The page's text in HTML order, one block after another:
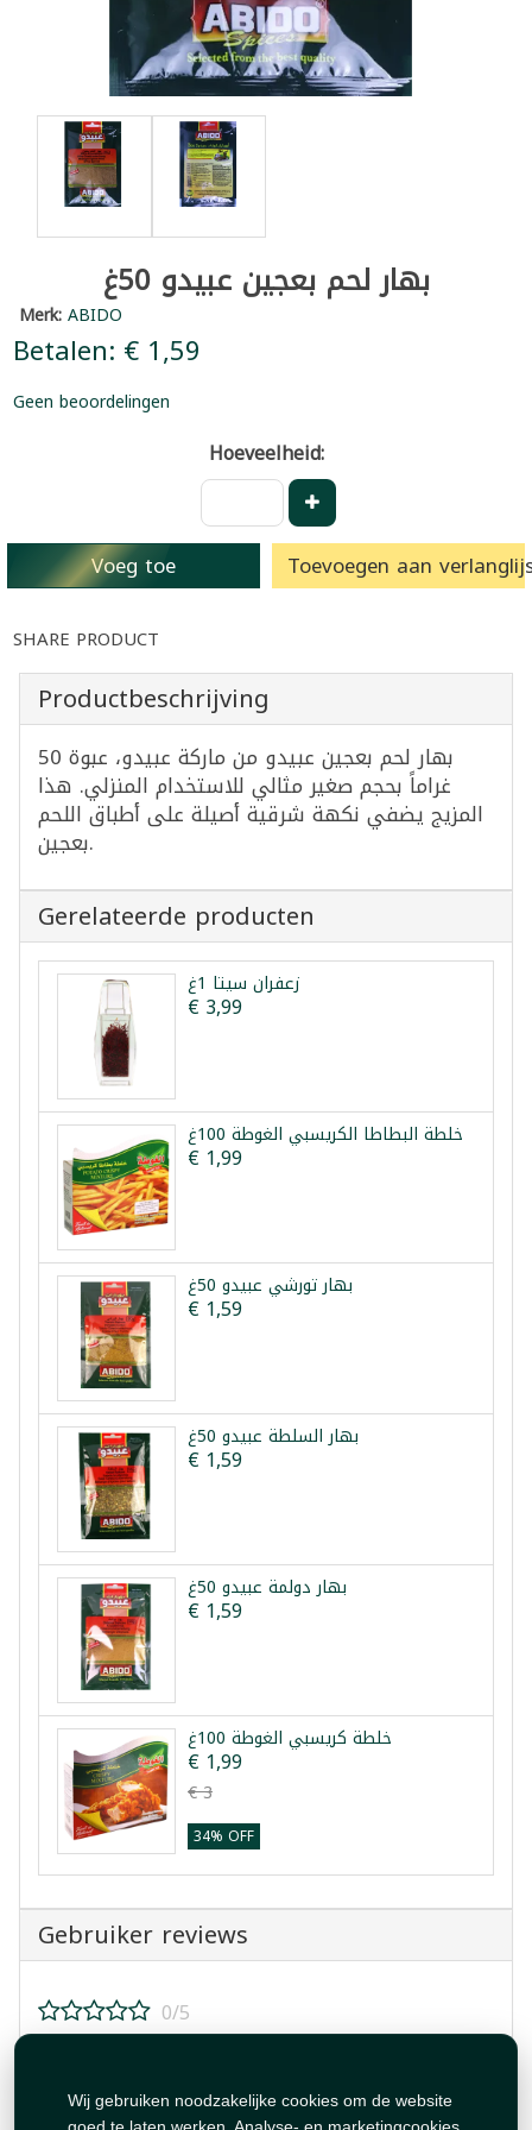
Wij gebruiken noodzakelijke cookies om de website
بهار لحم بعجين عبيدو 50غ
Merk:ABIDO
Betalen: € 1,59
Geen beoordelingen
Hoeveelheid:
Voeg toe Toevoegen aan
SHARE PRODUCT
Productbeschrijving
بهار لحم بعجين عبيدو من ماركة عبيدو، عبوة 50
غراماً بحجم صغير مثالي للاستخدام المنزلي. هذا
المزيج يضفي نكهة شرقية أصيلة على أطباق اللحم
بعجين.
Gerelateerde producten
زعفران سيتا 1غ
€ 3,99
خلطة البطاطا الكريسبي الغوطة 100غ
€ 1,99
بهار تورشي عبيدو 50غ
€ 1,59
بهار السلطة عبيدو 50غ
€ 1,59
بهار دولمة عبيدو 50غ
€ 1,59
خلطة كريسبي الغوطة 100غ
€ 1,99
€ 3
34% OFF
Gebruiker reviews
0/5